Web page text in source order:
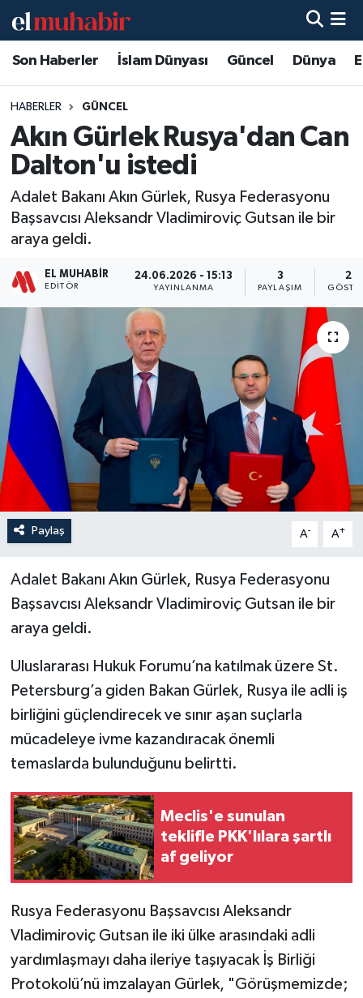
Son Haberler İslam Dünyası Güncel Dünya
HABERLER GÜNCEL
Akın Gürlek Rusya'dan Can
Dalton'u istedi
Adalet Bakanı Akın Gürlek, Rusya Federasyonu
Başsavcısı Aleksandr Vladimiroviç Gutsan ile bir
araya geldi.
EL MUHABIR
EDITÖR
24.06.2026 - 15:13
YAYINLANMA
3
PAYLAŞIM
23
Paylaş A- A+
Adalet Bakanı Akın Gürlek, Rusya Federasyonu
Başsavcısı Aleksandr Vladimiroviç Gutsan ile bir
araya geldi.
Uluslararası Hukuk Forumu’na katılmak üzere St.
Petersburg’a giden Bakan Gürlek, Rusya ile adli iş
birliğini güçlendirecek ve sınır aşan suçlarla
mücadeleye ivme kazandıracak önemli
temaslarda bulunduğunu belirtti.
Meclis'e sunulan
teklifle PKK'lılara şartlı
af geliyor
Rusya Federasyonu Başsavcısı Aleksandr
Vladimiroviç Gutsan ile iki ülke arasındaki adli
yardımlaşmayı daha ileriye taşıyacak İş Birliği
Protokolü’nü imzalayan Gürlek, "Görüşmemizde;
Hava Durumu
Trafik Durumu
Süper Lig Puan Durumu ve Fikstür
Son Dakika Haberleri
Haber Arşivi